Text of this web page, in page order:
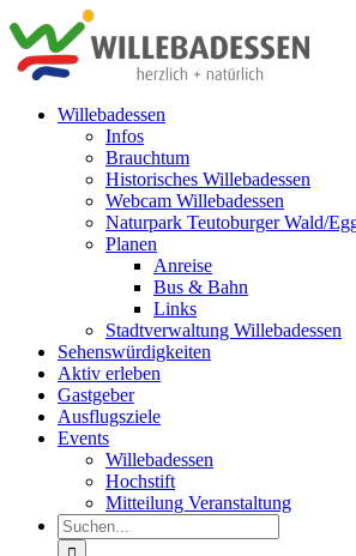
Zum
Inhalt
springen
Willebadessen
Infos
Brauchtum
Historisches Willebadessen
Webcam Willebadessen
Naturpark Teutoburger Wald/
Planen
Anreise
Bus & Bahn
Links
Stadtverwaltung Willebadessen
Sehenswürdigkeiten
Aktiv erleben
Gastgeber
Ausflugsziele
Events
Willebadessen
Hochstift
Mitteilung Veranstaltung
Suche
nach: